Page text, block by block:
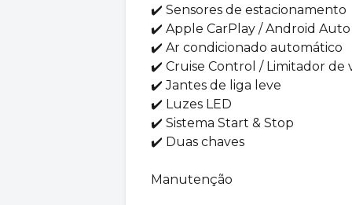
✔️ Sensores de estacionamento
✔️ Apple CarPlay / Android Auto
✔️ Ar condicionado automático
✔️ Cruise Control / Limitador de
✔️ Jantes de liga leve
✔️ Luzes LED
✔️ Sistema Start & Stop
✔️ Duas chaves
Manutenção